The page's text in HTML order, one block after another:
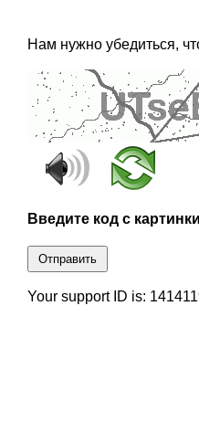
Нам нужно убедиться,
Введите код с
Отправить
Your support ID is: